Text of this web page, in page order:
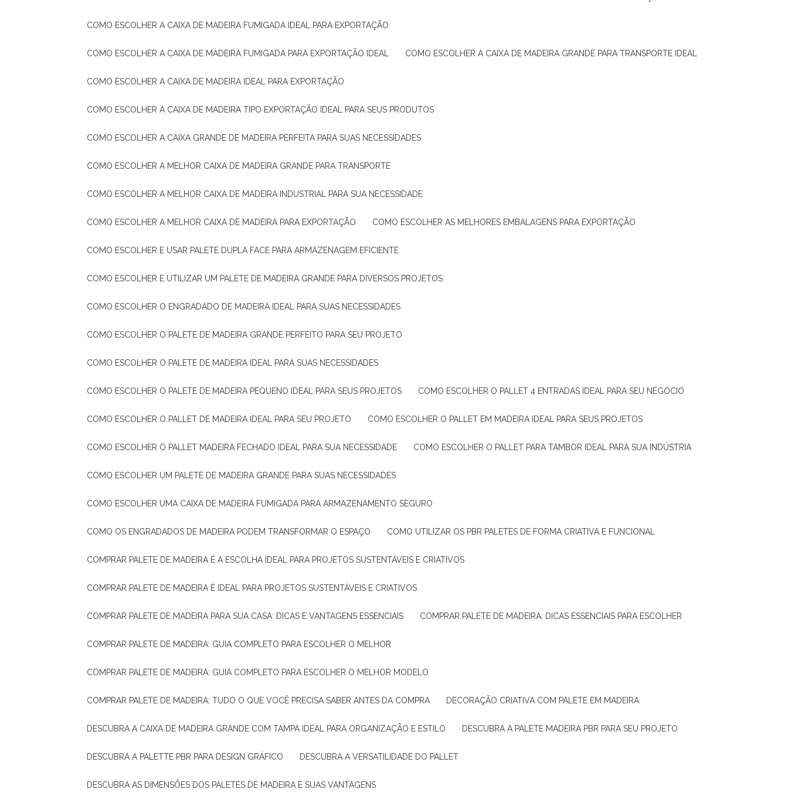
COMO ESCOLHER A CAIXA DE MADEIRA FUMIGADA IDEAL PARA EXPORTAÇÃO
COMO ESCOLHER A CAIXA DE MADEIRA FUMIGADA PARA EXPORTAÇÃO IDEAL COMO ESCOLHER A CAIXA DE MADEIRA GRANDE PARA TRANSPORTE IDEAL
COMO ESCOLHER A CAIXA DE MADEIRA IDEAL PARA EXPORTAÇÃO
COMO ESCOLHER A CAIXA DE MADEIRA TIPO EXPORTAÇÃO IDEAL PARA SEUS PRODUTOS
COMO ESCOLHER A CAIXA GRANDE DE MADEIRA PERFEITA PARA SUAS NECESSIDADES
COMO ESCOLHER A MELHOR CAIXA DE MADEIRA GRANDE PARA TRANSPORTE
COMO ESCOLHER A MELHOR CAIXA DE MADEIRA INDUSTRIAL PARA SUA NECESSIDADE
COMO ESCOLHER A MELHOR CAIXA DE MADEIRA PARA EXPORTAÇÃO COMO ESCOLHER AS MELHORES EMBALAGENS PARA EXPORTAÇÃO
COMO ESCOLHER E USAR PALETE DUPLA FACE PARA ARMAZENAGEM EFICIENTE
COMO ESCOLHER E UTILIZAR UM PALETE DE MADEIRA GRANDE PARA DIVERSOS PROJETOS
COMO ESCOLHER O ENGRADADO DE MADEIRA IDEAL PARA SUAS NECESSIDADES
COMO ESCOLHER O PALETE DE MADEIRA GRANDE PERFEITO PARA SEU PROJETO
COMO ESCOLHER O PALETE DE MADEIRA IDEAL PARA SUAS NECESSIDADES
COMO ESCOLHER O PALETE DE MADEIRA PEQUENO IDEAL PARA SEUS PROJETOS COMO ESCOLHER O PALLET 4 ENTRADAS IDEAL PARA SEU NEGÓCIO
COMO ESCOLHER O PALLET DE MADEIRA IDEAL PARA SEU PROJETO COMO ESCOLHER O PALLET EM MADEIRA IDEAL PARA SEUS PROJETOS
COMO ESCOLHER O PALLET MADEIRA FECHADO IDEAL PARA SUA NECESSIDADE COMO ESCOLHER O PALLET PARA TAMBOR IDEAL PARA SUA INDÚSTRIA
COMO ESCOLHER UM PALETE DE MADEIRA GRANDE PARA SUAS NECESSIDADES
COMO ESCOLHER UMA CAIXA DE MADEIRA FUMIGADA PARA ARMAZENAMENTO SEGURO
COMO OS ENGRADADOS DE MADEIRA PODEM TRANSFORMAR O ESPAÇO COMO UTILIZAR OS PBR PALETES DE FORMA CRIATIVA E FUNCIONAL
COMPRAR PALETE DE MADEIRA É A ESCOLHA IDEAL PARA PROJETOS SUSTENTÁVEIS E CRIATIVOS
COMPRAR PALETE DE MADEIRA É IDEAL PARA PROJETOS SUSTENTÁVEIS E CRIATIVOS
COMPRAR PALETE DE MADEIRA PARA SUA CASA: DICAS E VANTAGENS ESSENCIAIS COMPRAR PALETE DE MADEIRA: DICAS ESSENCIAIS PARA ESCOLHER
COMPRAR PALETE DE MADEIRA: GUIA COMPLETO PARA ESCOLHER O MELHOR
COMPRAR PALETE DE MADEIRA: GUIA COMPLETO PARA ESCOLHER O MELHOR MODELO
COMPRAR PALETE DE MADEIRA: TUDO O QUE VOCÊ PRECISA SABER ANTES DA COMPRA DECORAÇÃO CRIATIVA COM PALETE EM MADEIRA
DESCUBRA A CAIXA DE MADEIRA GRANDE COM TAMPA IDEAL PARA ORGANIZAÇÃO E ESTILO DESCUBRA A PALETE MADEIRA PBR PARA SEU PROJETO
DESCUBRA A PALETTE PBR PARA DESIGN GRÁFICO DESCUBRA A VERSATILIDADE DO PALLET
DESCUBRA AS DIMENSÕES DOS PALETES DE MADEIRA E SUAS VANTAGENS